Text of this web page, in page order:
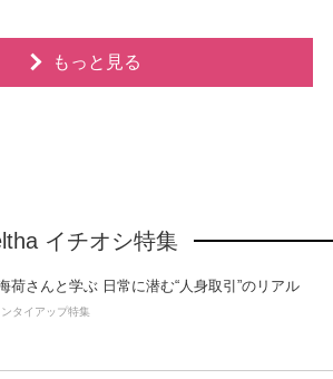
もっと見る
イチオシ特集
荷さんと学ぶ 日常に潜む“人身取引”のリアル
タイアップ特集